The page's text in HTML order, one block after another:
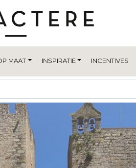
MAAT INSPIRATIE INCENTIVES